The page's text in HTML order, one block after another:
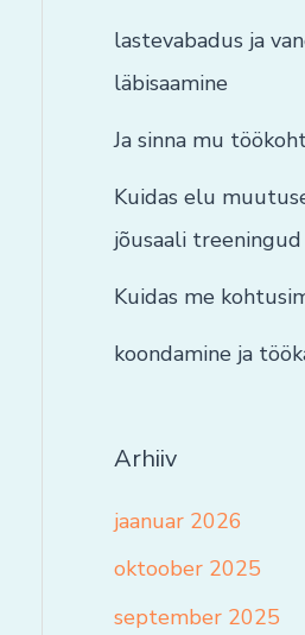
lastevabadus ja
läbisaamine
Ja sinna mu
Kuidas elu
jõusaali treeningud
Kuidas me
koondamine ja
Arhiiv
jaanuar 2026
oktoober 2025
september 2025